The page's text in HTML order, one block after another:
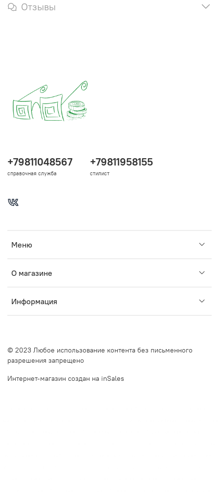
Отзывы
Меню
О магазине
Информация
+79811048567
справочная служба
+79811958155
стилист
© 2023 Любое использование контента без письменного
разрешения запрещено
Интернет-магазин создан на inSales